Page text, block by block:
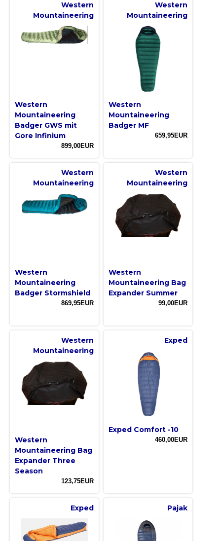
Western
Mountaineering
Western
Mountaineering
Badger GWS mit
Gore Infinium
899,00EUR
Western
Mountaineering
Western
Mountaineering
Badger MF
659,95EUR
Western
Mountaineering
Western
Mountaineering
Badger Stormshield
869,95EUR
Western
Mountaineering
Western
Mountaineering Bag
Expander Summer
99,00EUR
Western
Mountaineering
Western
Mountaineering Bag
Expander Three
Season
123,75EUR
Exped
Exped Comfort -10
460,00EUR
Exped Pajak